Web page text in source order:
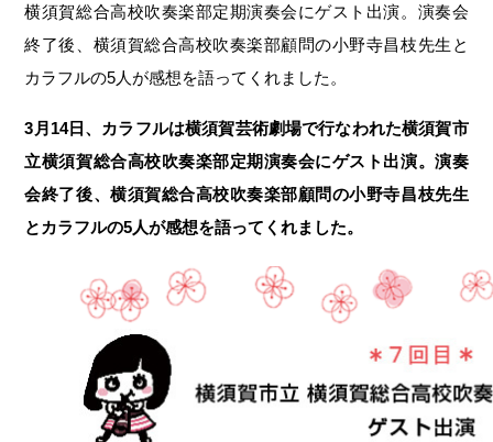
横須賀総合高校吹奏楽部定期演奏会にゲスト出演。演奏会
終了後、横須賀総合高校吹奏楽部顧問の小野寺昌枝先生と
カラフルの5人が感想を語ってくれました。
3月14日、カラフルは横須賀芸術劇場で行なわれた横須賀市
立横須賀総合高校吹奏楽部定期演奏会にゲスト出演。演奏
会終了後、横須賀総合高校吹奏楽部顧問の小野寺昌枝先生
とカラフルの5人が感想を語ってくれました。